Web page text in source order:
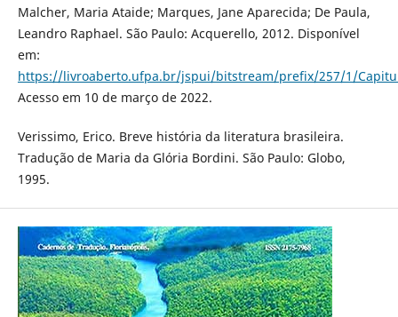
Malcher, Maria Ataide; Marques, Jane Aparecida; De Paula,
Leandro Raphael. São Paulo: Acquerello, 2012. Disponível
em:
https://livroaberto.ufpa.br/jspui/bitstream/prefix/257/1/
Acesso em 10 de março de 2022.
Verissimo, Erico. Breve história da literatura brasileira.
Tradução de Maria da Glória Bordini. São Paulo: Globo,
1995.